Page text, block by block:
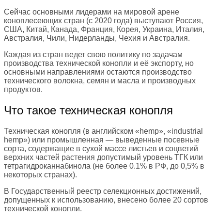
Сейчас основными лидерами на мировой арене
коноплесеющих стран (с 2020 года) выступают Россия,
США, Китай, Канада, Франция, Корея, Украина, Италия,
Австралия, Чили, Нидерланды, Чехия и Австралия.
Каждая из стран ведет свою политику по задачам
производства технической конопли и её экспорту, но
основными направлениями остаются производство
технического волокна, семян и масла и производных
продуктов.
Что такое техническая конопля
Техническая конопля (в английском «hemp», «industrial
hemp») или промышленная — выведенные посевные
сорта, содержащие в сухой массе листьев и соцветий
верхних частей растения допустимый уровень ТГК или
тетрагидроканнабинола (не более 0.1% в РФ, до 0,5% в
некоторых странах).
В Государственный реестр селекционных достижений,
допущенных к использованию, внесено более 20 сортов
технической конопли.